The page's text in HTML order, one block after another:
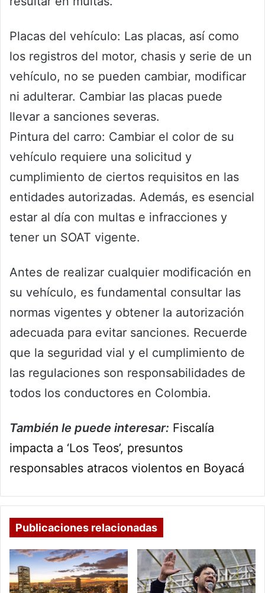
Placas del vehículo: Las placas, así como
los registros del motor, chasis y serie de un
vehículo, no se pueden cambiar, modificar
ni adulterar. Cambiar las placas puede
llevar a sanciones severas.
Pintura del carro: Cambiar el color de su
vehículo requiere una solicitud y
cumplimiento de ciertos requisitos en las
entidades autorizadas. Además, es esencial
estar al día con multas e infracciones y
tener un SOAT vigente.
Antes de realizar cualquier modificación en
su vehículo, es fundamental consultar las
normas vigentes y obtener la autorización
adecuada para evitar sanciones. Recuerde
que la seguridad vial y el cumplimiento de
las regulaciones son responsabilidades de
todos los conductores en Colombia.
También le puede interesar: Fiscalía
impacta a ‘Los Teos’, presuntos
responsables atracos violentos en Boyacá
Publicaciones relacionadas